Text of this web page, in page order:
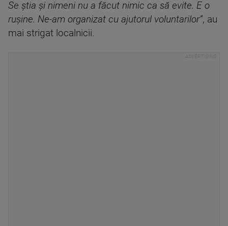
Se știa și nimeni nu a făcut nimic ca să evite. E o
rușine. Ne-am organizat cu ajutorul voluntarilor”, au
mai strigat localnicii.